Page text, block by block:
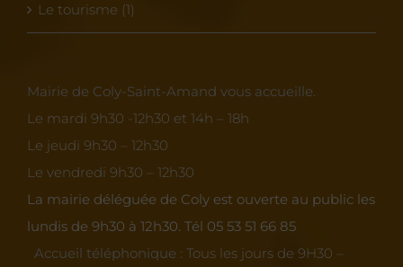
Le tourisme (1)
Mairie de Coly-Saint-Amand vous accueille.
Le mardi 9h30 -12h30 et 14h – 18h
Le jeudi 9h30 – 12h30
Le vendredi 9h30 – 12h30
La mairie déléguée de Coly est ouverte au public les
lundis de 9h30 à 12h30. Tél 05 53 51 66 85
Accueil téléphonique : Tous les jours de 9H30 –